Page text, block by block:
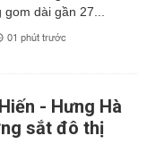
dài gần 27...
01 phút trước
- Hưng Hà
sắt đô thị